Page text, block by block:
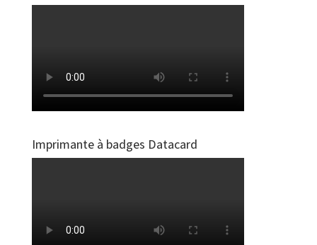
Imprimante à badges Datacard